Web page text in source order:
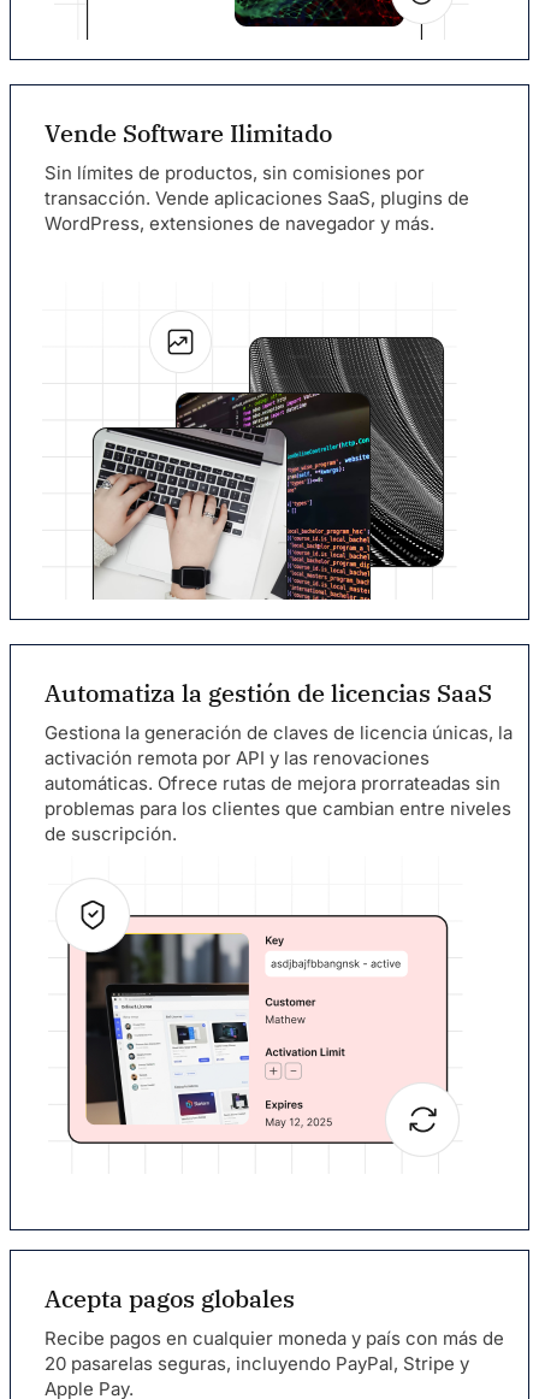
Vende Software Ilimitado
Sin límites de productos, sin comisiones por
transacción. Vende aplicaciones SaaS, plugins de
WordPress, extensiones de navegador y más.
Automatiza la gestión de licencias SaaS
Gestiona la generación de claves de licencia únicas, la
activación remota por API y las renovaciones
automáticas. Ofrece rutas de mejora prorrateadas sin
problemas para los clientes que cambian entre niveles
de suscripción.
Acepta pagos globales
Recibe pagos en cualquier moneda y país con más de
20 pasarelas seguras, incluyendo PayPal, Stripe y
Apple Pay.